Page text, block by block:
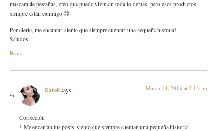
mascara de pestañas, creo que puedo vivir sin todo lo demás, pero esos productos
siempre están conmigo 😉
Por cierto, me encantan siento que siempre cuentan una pequeña historia!
Saludos
Reply
Kareli says: March 14, 2018 at 2:13 am
Corrección
* Me encantan tus posts, siento que siempre cuentan una pequeña historia!